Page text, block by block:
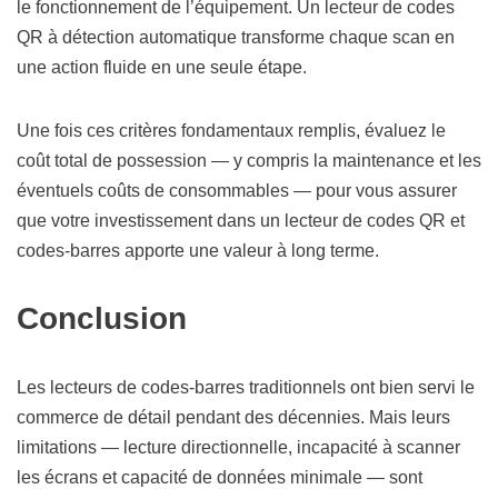
le fonctionnement de l’équipement. Un lecteur de codes
QR à détection automatique transforme chaque scan en
une action fluide en une seule étape.
Une fois ces critères fondamentaux remplis, évaluez le
coût total de possession — y compris la maintenance et les
éventuels coûts de consommables — pour vous assurer
que votre investissement dans un lecteur de codes QR et
codes-barres apporte une valeur à long terme.
Conclusion
Les lecteurs de codes-barres traditionnels ont bien servi le
commerce de détail pendant des décennies. Mais leurs
limitations — lecture directionnelle, incapacité à scanner
les écrans et capacité de données minimale — sont